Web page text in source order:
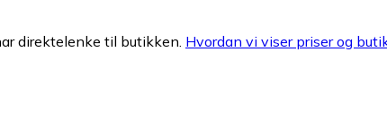
direktelenke til butikken. Hvordan vi viser priser og